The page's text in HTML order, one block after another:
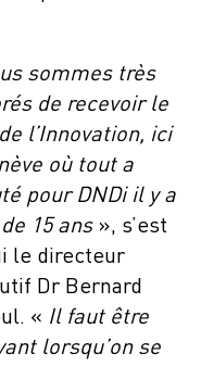
sommes très
de recevoir le
l’Innovation, ici
où tout a
pour DNDi il y a
15 ans», s’est
le directeur
Dr Bernard
« Il faut être
lorsqu’on se